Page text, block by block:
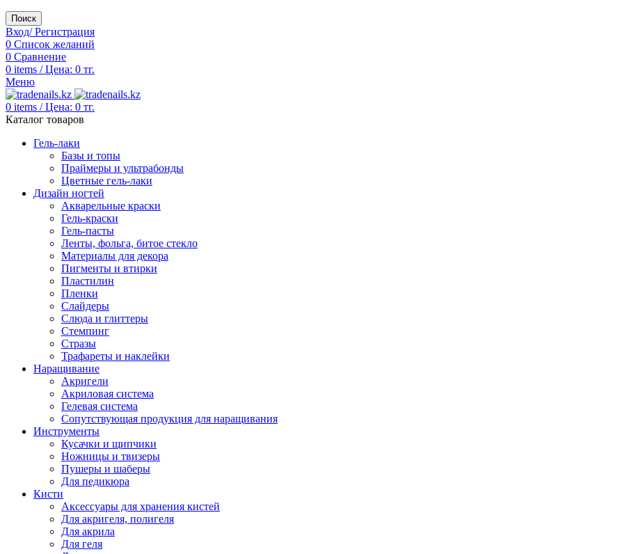
Поиск
Вход/ Регистрация
0 Список желаний
0 Сравнение
0 items / Цена: 0 тг.
Меню
0 items / Цена: 0 тг.
Каталог товаров
Гель-лаки
Базы и топы
Праймеры и ультрабонды
Цветные гель-лаки
Дизайн ногтей
Акварельные краски
Гель-краски
Гель-пасты
Ленты, фольга, битое стекло
Материалы для декора
Пигменты и втирки
Пластилин
Пленки
Слайдеры
Слюда и глиттеры
Стемпинг
Стразы
Трафареты и наклейки
Наращивание
Акригели
Акриловая система
Гелевая система
Сопутствующая продукция для наращивания
Инструменты
Кусачки и щипчики
Ножницы и твизеры
Пушеры и шаберы
Для педикюра
Кисти
Аксессуары для хранения кистей
Для акригеля, полигеля
Для акрила
Для геля